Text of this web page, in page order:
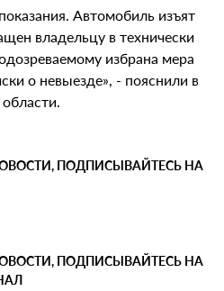
Автомобиль изъят
владельцу в технически
избрана мера
о невыезде», - пояснили в
ПОДПИСЫВАЙТЕСЬ НА
ПОДПИСЫВАЙТЕСЬ НА